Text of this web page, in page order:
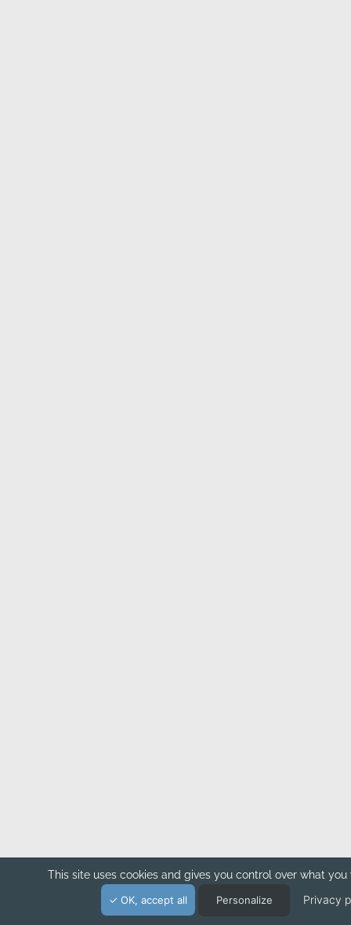
This site uses cookies and gives you control over what
OK, accept all
Personalize Privacy